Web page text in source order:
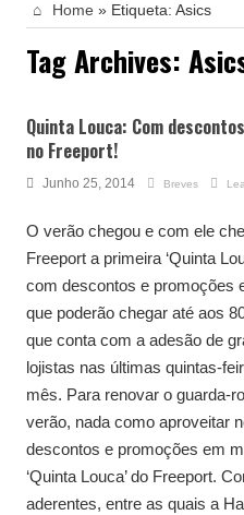
Home » Etiqueta: Asics
Tag Archives:
Quinta Louca: Com
no Freeport!
Junho 25, 2014 Breves
O verão chegou e com ele
Freeport a primeira ‘Quinta
com descontos e promoções
que poderão chegar até aos
que conta com a adesão de
lojistas nas últimas quintas-
mês. Para renovar o guarda-
verão, nada como aproveitar
descontos e promoções em
‘Quinta Louca’ do Freeport.
aderentes, entre as quais a